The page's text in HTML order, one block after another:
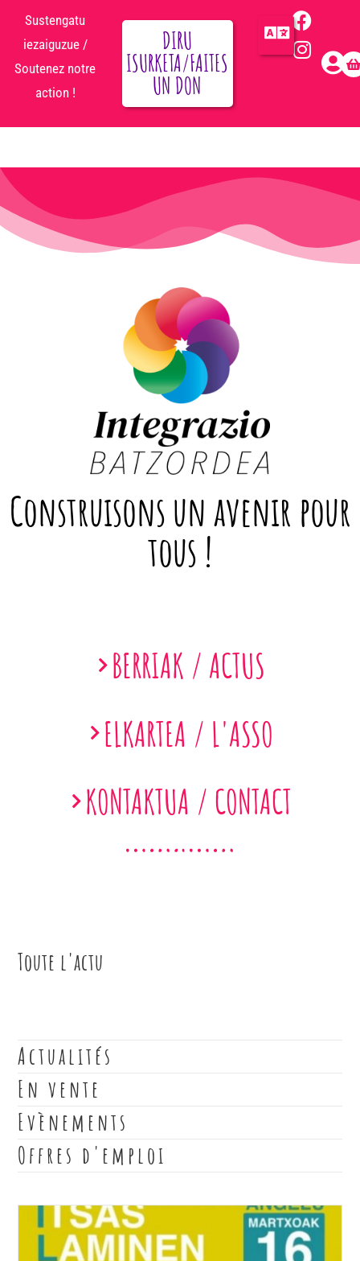
Sustengatu
iezaiguzue /
Soutenez notre
action !
DIRU
ISURKETA/FAITES
UN DON
Construisons un avenir pour
tous !
BERRIAK / ACTUS
ELKARTEA / L'ASSO
KONTAKTUA / CONTACT
Toute l'actu
Actualités
En vente
Evènements
Offres d'emploi